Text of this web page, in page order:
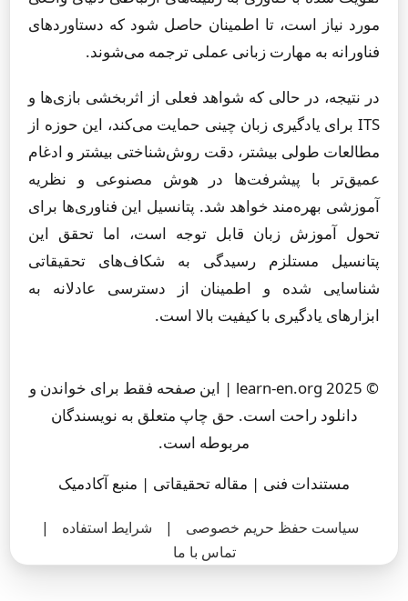
مورد نیاز است، تا اطمینان حاصل شود که دستاوردهای
فناورانه به مهارت زبانی عملی ترجمه می‌شوند.
در نتیجه، در حالی که شواهد فعلی از اثربخشی بازی‌ها و
ITS برای یادگیری زبان چینی حمایت می‌کند، این حوزه از
مطالعات طولی بیشتر، دقت روش‌شناختی بیشتر و ادغام
عمیق‌تر با پیشرفت‌ها در هوش مصنوعی و نظریه
آموزشی بهره‌مند خواهد شد. پتانسیل این فناوری‌ها برای
تحول آموزش زبان قابل توجه است، اما تحقق این
پتانسیل مستلزم رسیدگی به شکاف‌های تحقیقاتی
شناسایی شده و اطمینان از دسترسی عادلانه به
ابزارهای یادگیری با کیفیت بالا است.
© 2025 learn-en.org | این صفحه فقط برای خواندن و
دانلود راحت است. حق چاپ متعلق به نویسندگان
مربوطه است.
مستندات فنی | مقاله تحقیقاتی | منبع آکادمیک
سیاست حفظ حریم خصوصی | شرایط استفاده
|
تماس با ما